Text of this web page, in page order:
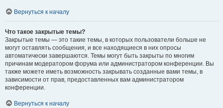
Вернуться к началу
Что такое закрытые темы?
Закрытые темы — это такие темы, в которых пользователи больше не
могут оставлять сообщения, и все находящиеся в них опросы
автоматически завершаются. Темы могут быть закрыты по многим
причинам модератором форума или администратором конференции. Вы
также можете иметь возможность закрывать созданные вами темы, в
зависимости от прав, предоставленных вам администратором
конференции.
Вернуться к началу